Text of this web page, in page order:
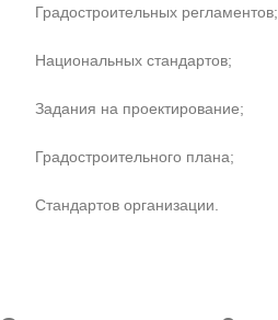
Градостроительных регламентов;
Национальных стандартов;
Задания на проектирование;
Градостроительного плана;
Стандартов организации.